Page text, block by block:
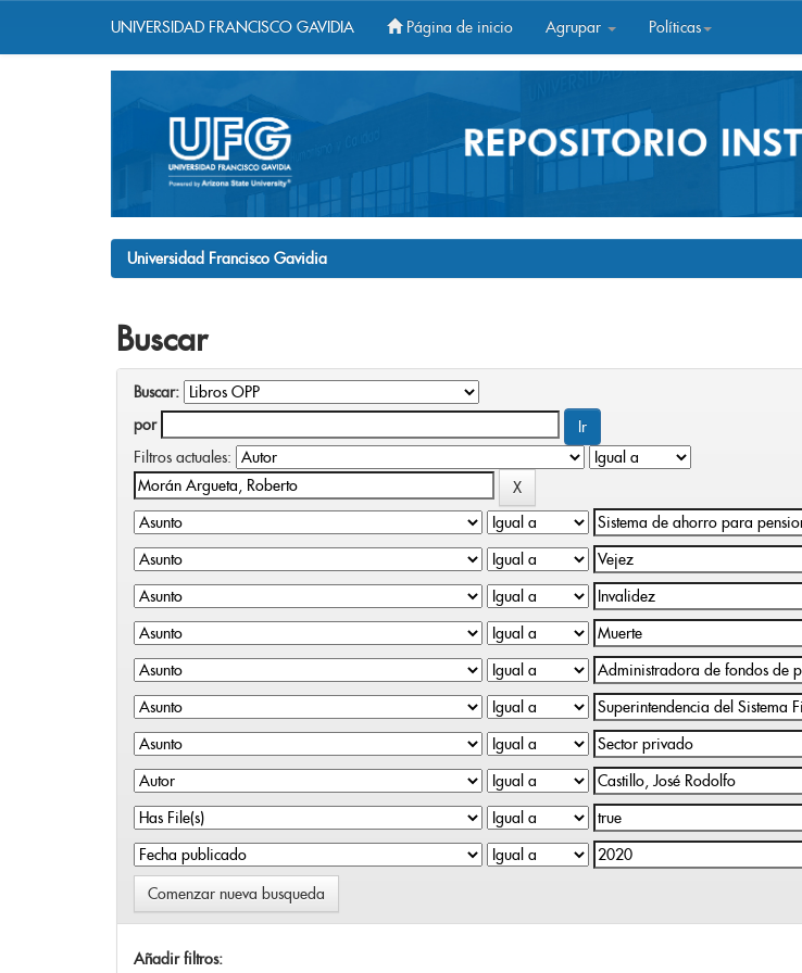
UNIVERSIDAD FRANCISCO GAVIDIA Página de inicio Agrupar Políticas
Universidad Francisco Gavidia
Buscar
Buscar:
por
Filtros actuales:
Comenzar nueva busqueda
Añadir filtros: